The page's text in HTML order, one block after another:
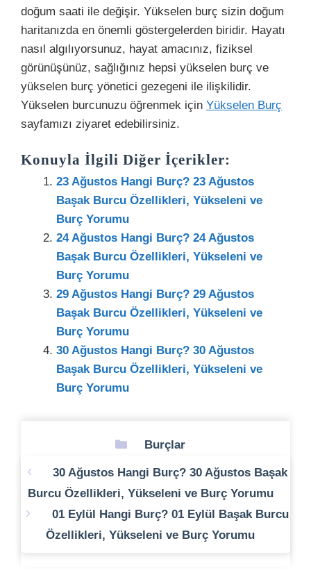
doğum saati ile değişir. Yükselen burç sizin doğum
haritanızda en önemli göstergelerden biridir. Hayatı
nasıl algılıyorsunuz, hayat amacınız, fiziksel
görünüşünüz, sağlığınız hepsi yükselen burç ve
yükselen burç yönetici gezegeni ile ilişkilidir.
Yükselen burcunuzu öğrenmek için Yükselen Burç
sayfamızı ziyaret edebilirsiniz.
Konuyla İlgili Diğer İçerikler:
23 Ağustos Hangi Burç? 23 Ağustos
Başak Burcu Özellikleri, Yükseleni ve
Burç Yorumu
24 Ağustos Hangi Burç? 24 Ağustos
Başak Burcu Özellikleri, Yükseleni ve
Burç Yorumu
29 Ağustos Hangi Burç? 29 Ağustos
Başak Burcu Özellikleri, Yükseleni ve
Burç Yorumu
30 Ağustos Hangi Burç? 30 Ağustos
Başak Burcu Özellikleri, Yükseleni ve
Burç Yorumu
Kategoriler
Burçlar
30 Ağustos Hangi Burç? 30 Ağustos Başak
Burcu Özellikleri, Yükseleni ve Burç Yorumu
01 Eylül Hangi Burç? 01 Eylül Başak Burcu
Özellikleri, Yükseleni ve Burç Yorumu